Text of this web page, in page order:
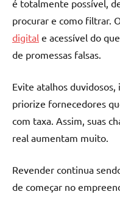
é totalmente possível,
procurar e como filtrar.
digital e acessível do
de promessas falsas.
Evite atalhos
priorize fornecedores
com taxa. Assim, suas
real aumentam muito.
Revender continua
de começar no